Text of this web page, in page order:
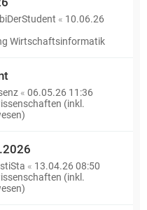
« 10.06.26
Wirtschaftsinformatik
« 06.05.26 11:36
(inkl.
« 13.04.26 08:50
(inkl.